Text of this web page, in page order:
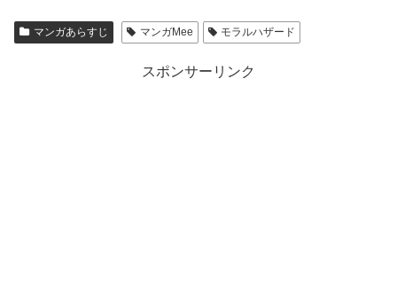
マンガあらすじ マンガMee モラルハザード
スポンサーリンク